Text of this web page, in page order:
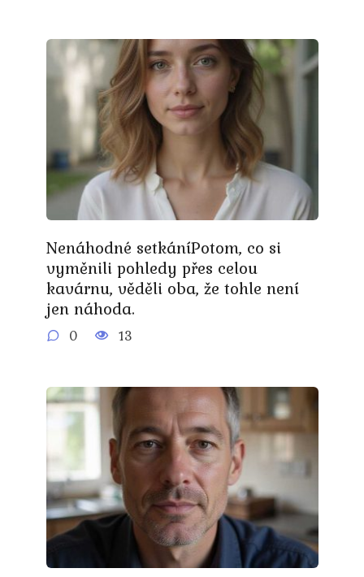
Nenáhodné setkáníPotom, co si
vyměnili pohledy přes celou
kavárnu, věděli oba, že tohle není
jen náhoda.
0 13